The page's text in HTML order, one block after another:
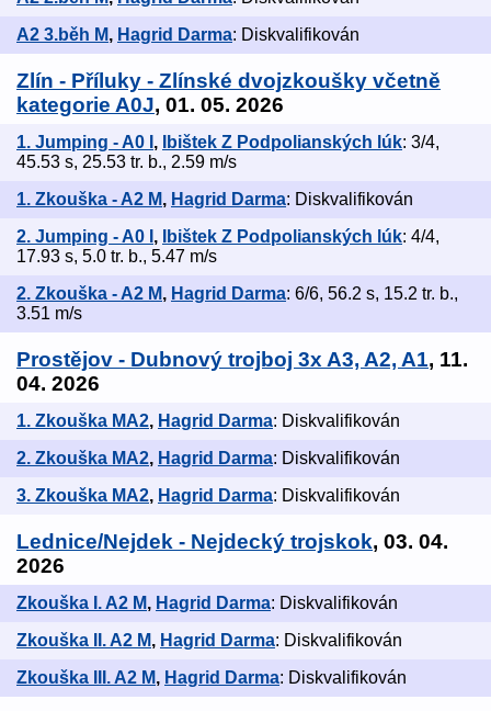
A2 3.běh M, Hagrid Darma: Diskvalifikován
Zlín - Příluky - Zlínské dvojzkoušky včetně
kategorie A0J, 01. 05. 2026
1. Jumping - A0 I , Ibištek Z Podpolianských lúk: 3/4,
45.53 s, 25.53 tr. b., 2.59 m/s
1. Zkouška - A2 M, Hagrid Darma: Diskvalifikován
2. Jumping - A0 I , Ibištek Z Podpolianských lúk: 4/4,
17.93 s, 5.0 tr. b., 5.47 m/s
2. Zkouška - A2 M, Hagrid Darma: 6/6, 56.2 s, 15.2 tr. b.,
3.51 m/s
Prostějov - Dubnový trojboj 3x A3, A2, A1, 11.
04. 2026
1. Zkouška MA2, Hagrid Darma: Diskvalifikován
2. Zkouška MA2, Hagrid Darma: Diskvalifikován
3. Zkouška MA2, Hagrid Darma: Diskvalifikován
Lednice/Nejdek - Nejdecký trojskok, 03. 04.
2026
Zkouška I. A2 M, Hagrid Darma: Diskvalifikován
Zkouška II. A2 M, Hagrid Darma: Diskvalifikován
Zkouška III. A2 M, Hagrid Darma: Diskvalifikován